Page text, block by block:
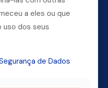
a nossa central.
a eles ou que
uso dos seus
de Dados